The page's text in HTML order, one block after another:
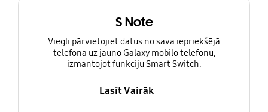
S Note
Viegli pārvietojiet datus no sava iepriekšējā
telefona uz jauno Galaxy mobilo telefonu,
izmantojot funkciju Smart Switch.
Lasīt Vairāk